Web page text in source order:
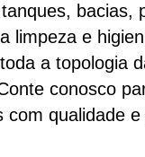
bacias,
limpeza e
a topologia
conosco
qualidade